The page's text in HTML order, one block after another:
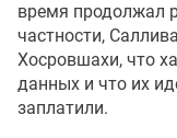
время продолжал
частности,
Хосровшахи, что
данных и что их
заплатили.